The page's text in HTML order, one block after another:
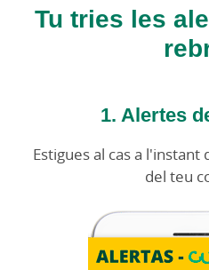
Tu tries les
1. Alertes
Estigues al cas a
del teu